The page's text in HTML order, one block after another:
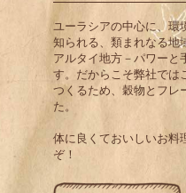
ユーラシアの中心に、環
知られる、類まれなる地
アルタイ地方－パワーと
す。だからこそ弊社では
つくるため、穀物とフレ
た。
体に良くておいしいお料
ぞ！